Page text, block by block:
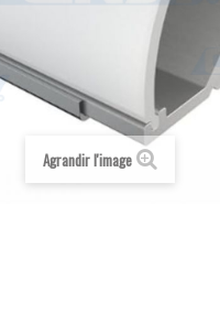
Agrandir l'image